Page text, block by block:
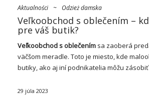
Aktualności ~ Odzież damska
Veľkoobchod s oblečením –
pre váš butik?
Veľkoobchod s oblečením sa zaoberá
väčšom meradle. Toto je miesto, kde
butiky, ako aj iní podnikatelia môžu
rôzne výrobky od rôzne výrobky od rôzne
29 júla 2023